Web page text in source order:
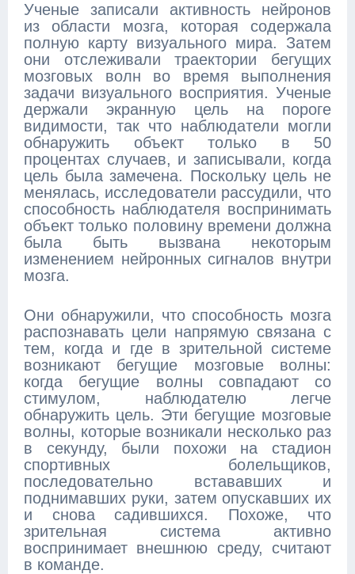
Ученые записали активность нейронов
из области мозга, которая содержала
полную карту визуального мира. Затем
они отслеживали траектории бегущих
мозговых волн во время выполнения
задачи визуального восприятия. Ученые
держали экранную цель на пороге
видимости, так что наблюдатели могли
обнаружить объект только в 50
процентах случаев, и записывали, когда
цель была замечена. Поскольку цель не
менялась, исследователи рассудили, что
способность наблюдателя воспринимать
объект только половину времени должна
была быть вызвана некоторым
изменением нейронных сигналов внутри
мозга.
Они обнаружили, что способность мозга
распознавать цели напрямую связана с
тем, когда и где в зрительной системе
возникают бегущие мозговые волны:
когда бегущие волны совпадают со
стимулом, наблюдателю легче
обнаружить цель. Эти бегущие мозговые
волны, которые возникали несколько раз
в секунду, были похожи на стадион
спортивных болельщиков,
последовательно встававших и
поднимавших руки, затем опускавших их
и снова садившихся. Похоже, что
зрительная система активно
воспринимает внешнюю среду, считают
в команде.